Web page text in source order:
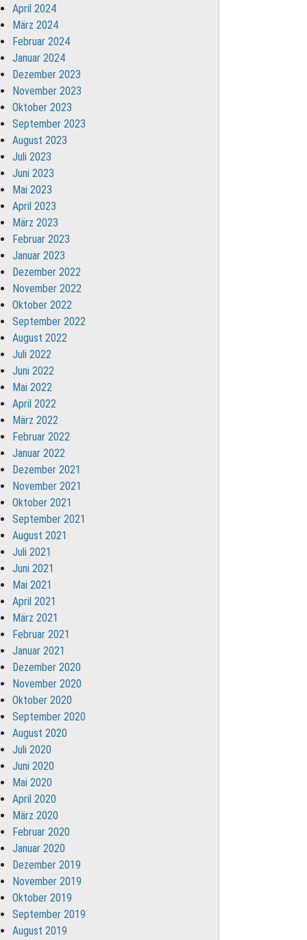
April 2024
März 2024
Februar 2024
Januar 2024
Dezember 2023
November 2023
Oktober 2023
September 2023
August 2023
Juli 2023
Juni 2023
Mai 2023
April 2023
März 2023
Februar 2023
Januar 2023
Dezember 2022
November 2022
Oktober 2022
September 2022
August 2022
Juli 2022
Juni 2022
Mai 2022
April 2022
März 2022
Februar 2022
Januar 2022
Dezember 2021
November 2021
Oktober 2021
September 2021
August 2021
Juli 2021
Juni 2021
Mai 2021
April 2021
März 2021
Februar 2021
Januar 2021
Dezember 2020
November 2020
Oktober 2020
September 2020
August 2020
Juli 2020
Juni 2020
Mai 2020
April 2020
März 2020
Februar 2020
Januar 2020
Dezember 2019
November 2019
Oktober 2019
September 2019
August 2019